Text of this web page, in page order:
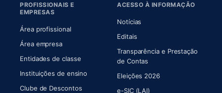
PROFISSIONAIS E
EMPRESAS
Área profissional
Área empresa
Entidades de classe
Instituições de ensino
Clube de Descontos
ACESSO À INFORMAÇÃO
Notícias
Editais
Transparência e Prestação
de Contas
Eleições 2026
e-SIC (LAI)